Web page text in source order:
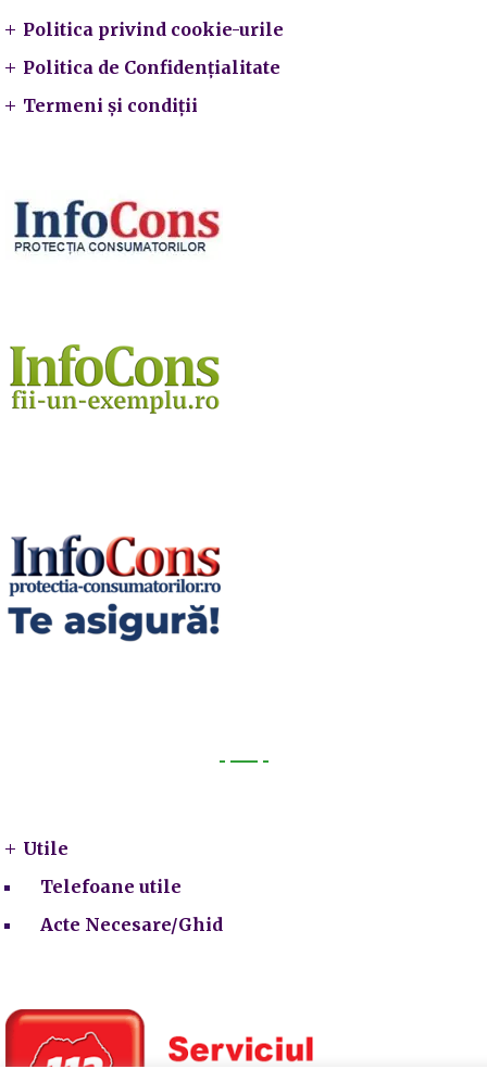
Politica privind cookie-urile
Politica de Confidențialitate
Termeni și condiții
Utile
Telefoane utile
Acte Necesare/Ghid